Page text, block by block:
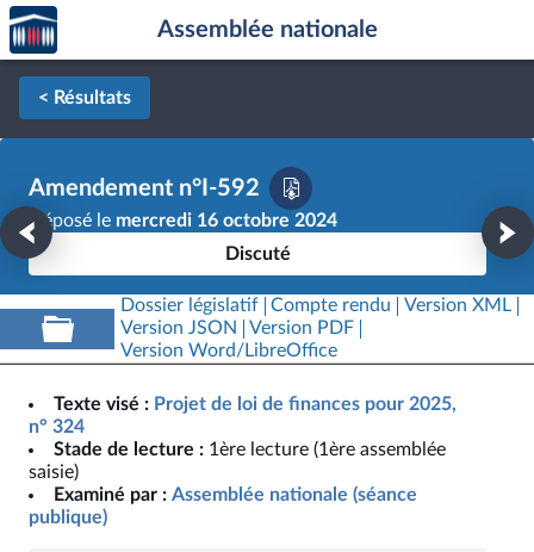
Aller au contenu
Aller en bas de la page
Accèder
à la
page
d'accueil
Assemblée nationale
< Résultats
Amendement n°I-592
Déposé le mercredi 16 octobre 2024
Discuté
Dossier législatif Compte rendu
Version XML
Version JSON
Version PDF
Version Word/LibreOffice
Texte visé : Projet de loi de finances pour 2025,
n° 324
Stade de lecture : 1ère lecture (1ère assemblée
saisie)
Examiné par : Assemblée nationale (séance
publique)